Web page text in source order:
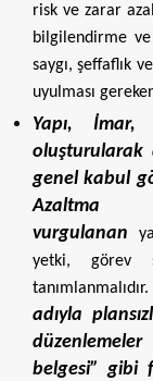
risk ve zarar
bilgilendirme
saygı, şeffaflık
uyulması
Yapı,
oluşturularak
genel kabul
Azaltma
vurgulanan
yetki, görev
tanımlanmalıdır.
adıyla
belgesi” gibi